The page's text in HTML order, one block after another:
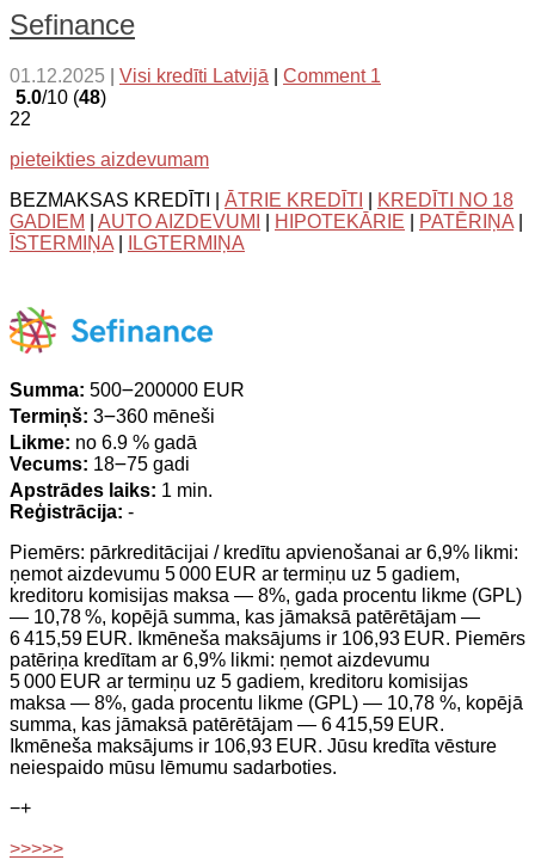
Sefinance
01.12.2025 Visi kredīti Latvijā
Comment 1
5.0/10 (48)
22
pieteikties aizdevumam
BEZMAKSAS KREDĪTI | ĀTRIE KREDĪTI
KREDĪTI NO 18
GADIEM
AUTO AIZDEVUMI HIPOTEKĀRIE PATĒRIŅA
ĪSTERMIŅA
ILGTERMIŅA
Summa: 500౼200000 EUR
Termiņš: 3౼360 mēneši
Likme: no 6.9 % gadā
Vecums: 18౼75 gadi
Apstrādes laiks: 1 min.
Reģistrācija: -
Piemērs: pārkreditācijai / kredītu apvienošanai ar 6,9% likmi:
ņemot aizdevumu 5 000 EUR ar termiņu uz 5 gadiem,
kreditoru komisijas maksa — 8%, gada procentu likme (GPL)
— 10,78 %, kopējā summa, kas jāmaksā patērētājam —
6 415,59 EUR. Ikmēneša maksājums ir 106,93 EUR. Piemērs
patēriņa kredītam ar 6,9% likmi: ņemot aizdevumu
5 000 EUR ar termiņu uz 5 gadiem, kreditoru komisijas
maksa — 8%, gada procentu likme (GPL) — 10,78 %, kopējā
summa, kas jāmaksā patērētājam — 6 415,59 EUR.
Ikmēneša maksājums ir 106,93 EUR. Jūsu kredīta vēsture
neiespaido mūsu lēmumu sadarboties.
−+
>>>>>